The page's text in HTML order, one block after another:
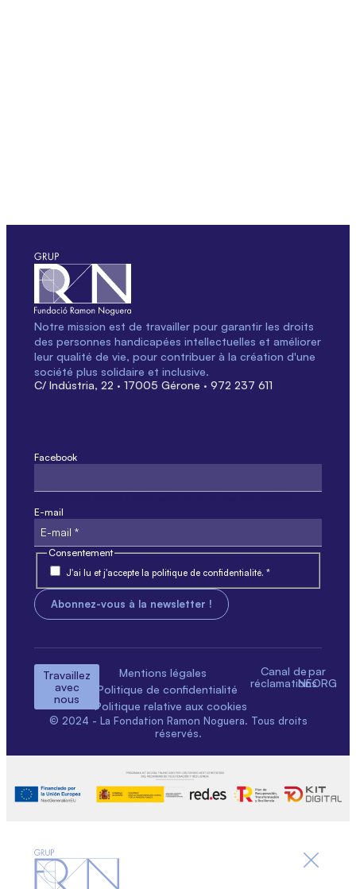
Notre mission est de travailler pour garantir les droits
des personnes handicapées intellectuelles et améliorer
leur qualité de vie, pour contribuer à la création d'une
société plus solidaire et inclusive.
C/ Indústria, 22 · 17005 Gérone · 972 237 611
Facebook
E-mail
Consentement
J'ai lu et j'accepte la politique de confidentialité. *
Travaillez
avec
nous
Mentions légales
Politique de confidentialité
Politique relative aux cookies
Canal de
réclamations
par
NEORG
© 2024 - La Fondation Ramon Noguera. Tous droits
réservés.